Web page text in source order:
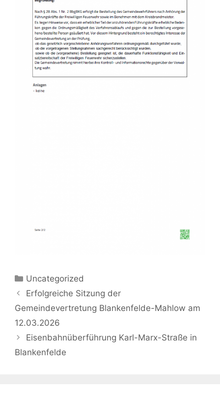
Kategorien
Uncategorized
Erfolgreiche Sitzung der
Gemeindevertretung Blankenfelde-Mahlow am
12.03.2026
Eisenbahnüberführung Karl-Marx-Straße in
Blankenfelde